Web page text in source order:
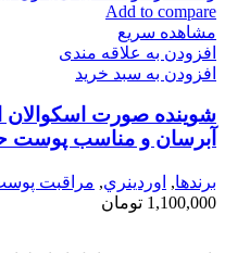
Add to compare
مشاهده سریع
افزودن به علاقه مندی
افزودن به سبد خرید
شوینده صورت اسکوالان
آبرسان و مناسب
برندها, اوردينري, مراقبت
1,100,000 تومان